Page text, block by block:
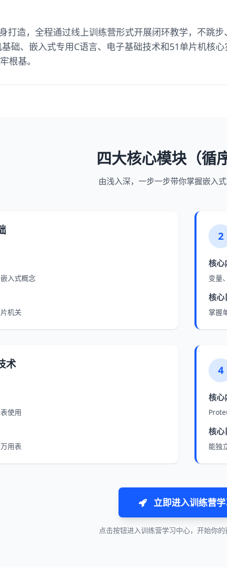
打造，全程通过线上训练营形式开展闭环教学，不跳
础、嵌入式专用C语言、电子基础技术和51单片机核
根基。
四大核心模块（循
由浅入深，一步一步带你掌握嵌入
入式概念
机关
2
核心
变量
核心
掌握
术
使用
用表
4
核心
核心
能独
立即进入训练营
点击按钮进入训练营学习中心，开始你